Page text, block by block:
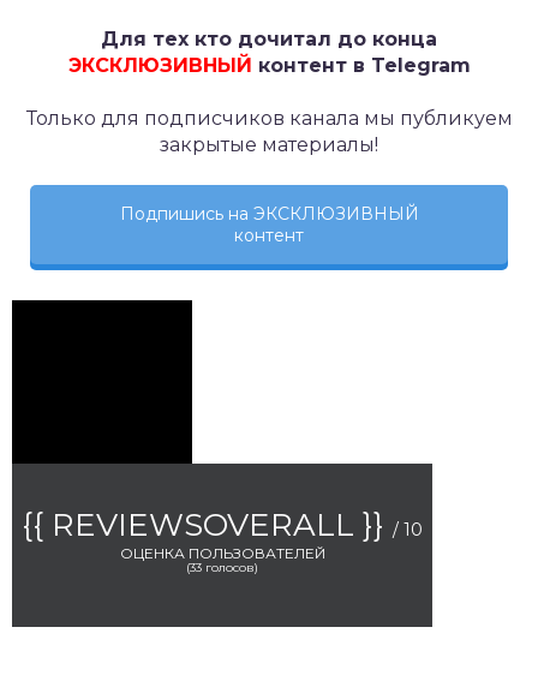
Для тех кто дочитал до конца
ЭКСКЛЮЗИВНЫЙ контент в Telegram
Только для подписчиков канала мы публикуем
закрытые материалы!
Подпишись на ЭКСКЛЮЗИВНЫЙ
контент
{{ REVIEWSOVERALL }} / 10
ОЦЕНКА ПОЛЬЗОВАТЕЛЕЙ
(33 голосов)